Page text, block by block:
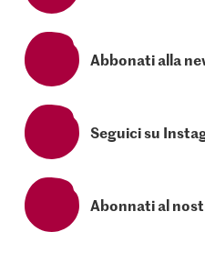
Abbonati alla
Seguici su
Abonnati al